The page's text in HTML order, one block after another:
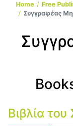
Home Free
Συγγραφέας
Βιβλία